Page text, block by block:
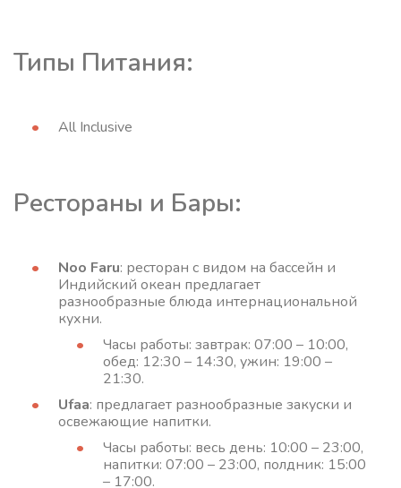
Типы Питания:
All Inclusive
Рестораны и Бары:
Noo Faru: ресторан с видом на бассейн и
Индийский океан предлагает
разнообразные блюда интернациональной
кухни.
Часы работы: завтрак: 07:00 – 10:00,
обед: 12:30 – 14:30, ужин: 19:00 –
21:30.
Ufaa: предлагает разнообразные закуски и
освежающие напитки.
Часы работы: весь день: 10:00 – 23:00,
напитки: 07:00 – 23:00, полдник: 15:00
– 17:00.